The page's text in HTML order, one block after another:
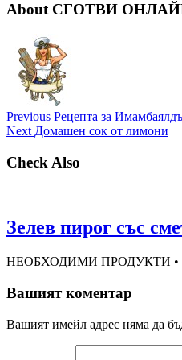
About СГОТВИ
Previous Рецепта за Имамбаялдъ
Next Домашен сок от лимони
Check Also
Зелев пирог със
НЕОБХОДИМИ ПРОДУКТИ • 500 г
Вашият коментар
Вашият имейл адрес няма да